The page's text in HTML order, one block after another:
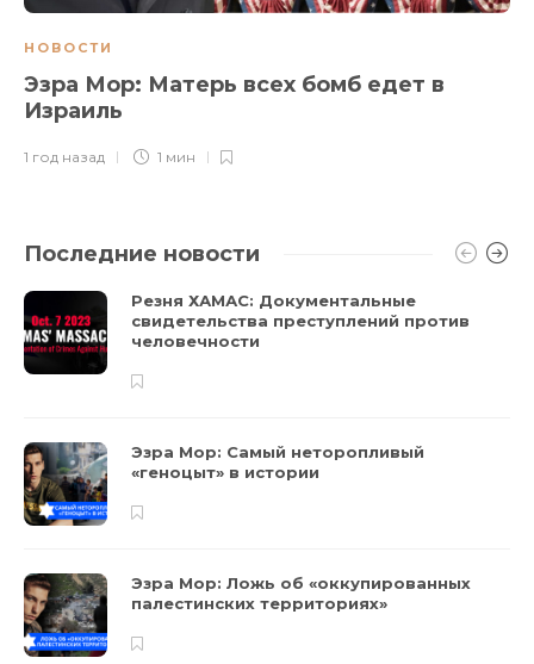
НОВОСТИ
Эзра Мор: Матерь всех бомб едет в
Израиль
1 год назад 1 мин
Последние новости
Резня ХАМАС: Документальные
свидетельства преступлений против
человечности
Эзра Мор: Самый неторопливый
«геноцыт» в истории
Эзра Мор: Ложь об «оккупированных
палестинских территориях»